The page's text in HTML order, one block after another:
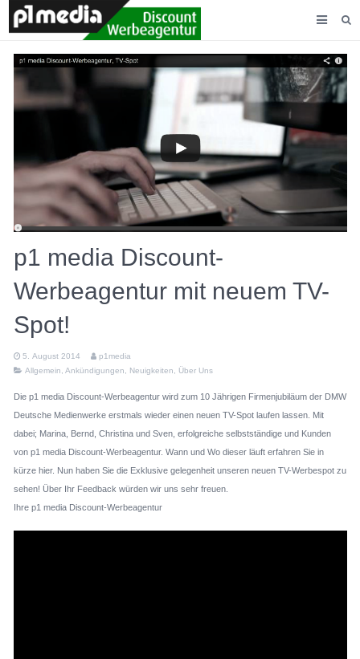
AGENTUR
LEISTUNGEN
p1 media Discount-
Werbeagentur mit neuem TV-
Spot!
5. August 2014
p1media
Allgemein Ankündigungen Neuigkeiten Über Uns
Die p1 media Discount-Werbeagentur wird zum 10 Jährigen Firmenjubiläum der DMW
Deutsche Medienwerke erstmals wieder einen neuen TV-Spot laufen lassen. Mit
dabei; Marina, Bernd, Christina und Sven, erfolgreiche selbstständige und Kunden
von p1 media Discount-Werbeagentur. Wann und Wo dieser läuft erfahren Sie in
kürze hier. Nun haben Sie die Exklusive gelegenheit unseren neuen TV-Werbespot zu
sehen! Über Ihr Feedback würden wir uns sehr freuen.
Ihre p1 media Discount-Werbeagentur